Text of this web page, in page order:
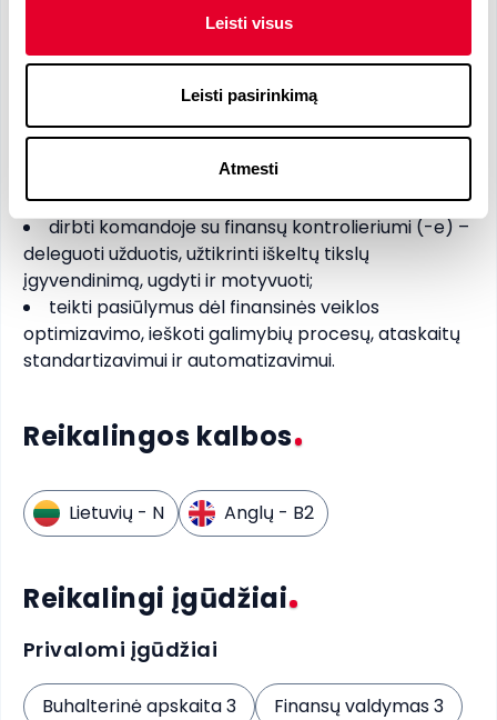
Leisti visus
Leisti pasirinkimą
Atmesti
apskaitos procesų monitoringas ir kontrolė;
įmonių/NT objektų veiklos rezultatų analizę, rengti
ataskaitas, pristatymus vadovų komandai, valdybai;
būti aktyviu finansų verslo partneriu, teikti
informatyvias įžvalgas bei rekomendacijas,
bendradarbiauti su vadovų komanda kuriant ir
įgyvendinant finansines strategijas;
dirbti komandoje su finansų kontrolieriumi (-e) –
deleguoti užduotis, užtikrinti iškeltų tikslų
įgyvendinimą, ugdyti ir motyvuoti;
teikti pasiūlymus dėl finansinės veiklos
optimizavimo, ieškoti galimybių procesų, ataskaitų
standartizavimui ir automatizavimui.
Reikalingos kalbos
Lietuvių - N Anglų - B2
Reikalingi įgūdžiai
Privalomi įgūdžiai
Buhalterinė apskaita 3 Finansų valdymas 3